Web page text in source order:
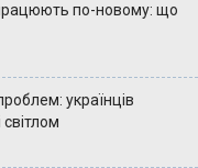
по-новому: що
українців